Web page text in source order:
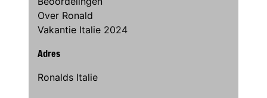
Over Ronald
Vakantie Italie 2024
Adres
Ronalds Italie